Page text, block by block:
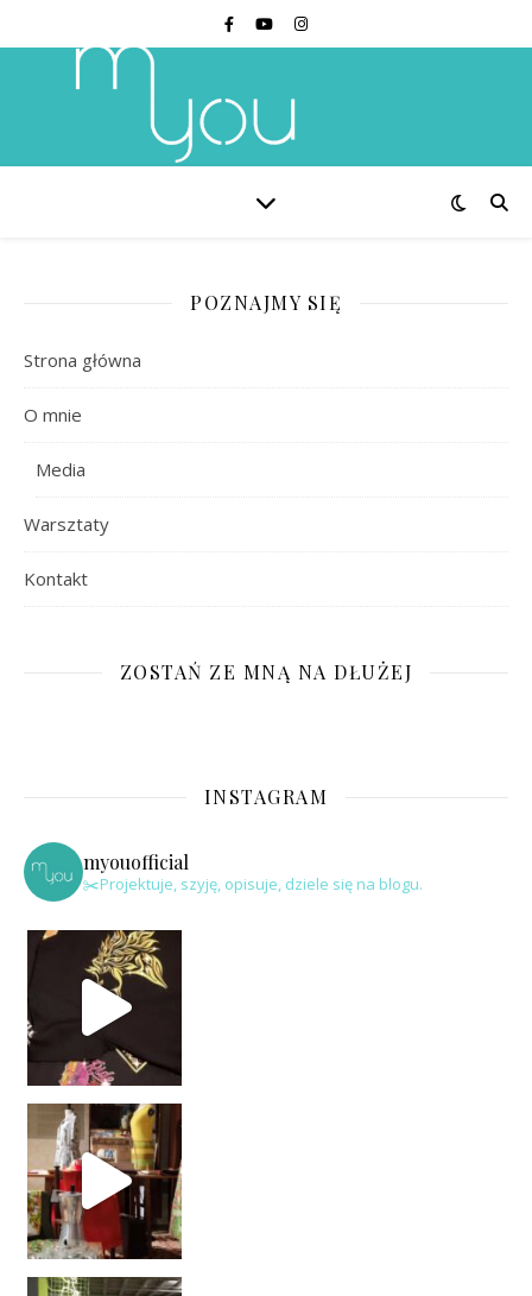
POZNAJMY SIĘ
Strona główna
O mnie
Media
Warsztaty
Kontakt
ZOSTAŃ ZE MNĄ NA DŁUŻEJ
INSTAGRAM
myouofficial
✂️Projektuje, szyję, opisuje, dziele się na blogu.